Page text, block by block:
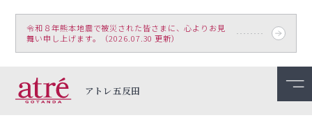
令和８年熊本地震で被災された皆さまに、心よりお見
舞い申し上げます。（2026.07.30 更新）
アトレ五反田